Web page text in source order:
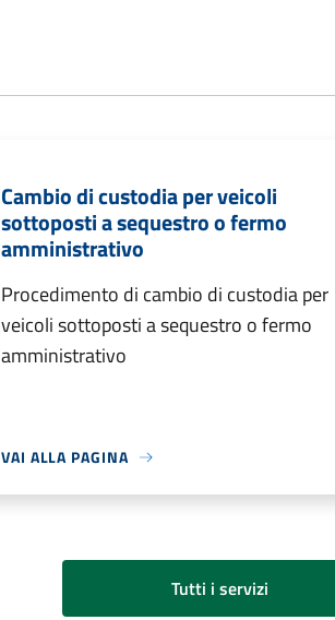
Cambio di custodia per veicoli
sottoposti a sequestro o fermo
amministrativo
Procedimento di cambio di custodia per
veicoli sottoposti a sequestro o fermo
amministrativo
VAI ALLA PAGINA
Tutti i servizi